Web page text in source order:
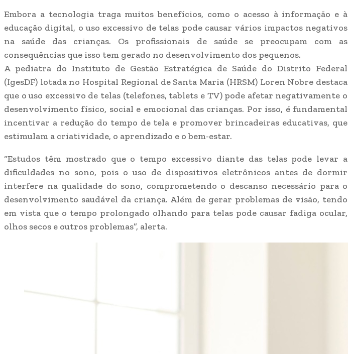
Embora a tecnologia traga muitos benefícios, como o acesso à informação e à
educação digital, o uso excessivo de telas pode causar vários impactos negativos
na saúde das crianças. Os profissionais de saúde se preocupam com as
consequências que isso tem gerado no desenvolvimento dos pequenos.
A pediatra do Instituto de Gestão Estratégica de Saúde do Distrito Federal
(IgesDF) lotada no Hospital Regional de Santa Maria (HRSM) Loren Nobre destaca
que o uso excessivo de telas (telefones, tablets e TV) pode afetar negativamente o
desenvolvimento físico, social e emocional das crianças. Por isso, é fundamental
incentivar a redução do tempo de tela e promover brincadeiras educativas, que
estimulam a criatividade, o aprendizado e o bem-estar.
“Estudos têm mostrado que o tempo excessivo diante das telas pode levar a
dificuldades no sono, pois o uso de dispositivos eletrônicos antes de dormir
interfere na qualidade do sono, comprometendo o descanso necessário para o
desenvolvimento saudável da criança. Além de gerar problemas de visão, tendo
em vista que o tempo prolongado olhando para telas pode causar fadiga ocular,
olhos secos e outros problemas”, alerta.